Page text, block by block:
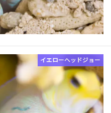
イエローヘッドジョー